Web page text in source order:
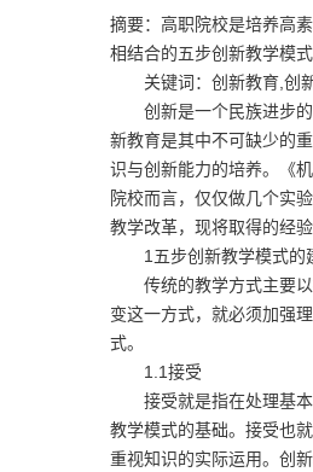
摘要：高职院校是培养高
相结合的五步创新教学模
关键词：创新教育,创新
创新是一个民族进步的
新教育是其中不可缺少的
识与创新能力的培养。《
院校而言，仅仅做几个实
教学改革，现将取得的经验
1五步创新教学模式的
传统的教学方式主要以
变这一方式，就必须加强
式。
1.1接受
接受就是指在处理基本
教学模式的基础。接受也
重视知识的实际运用。创